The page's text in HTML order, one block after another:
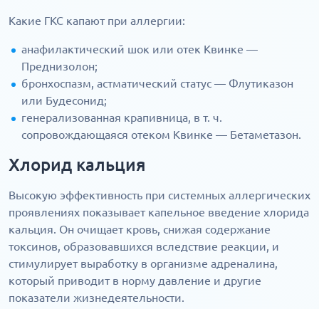
Какие ГКС капают при аллергии:
анафилактический шок или отек Квинке —
Преднизолон;
бронхоспазм, астматический статус — Флутиказон
или Будесонид;
генерализованная крапивница, в т. ч.
сопровождающаяся отеком Квинке — Бетаметазон.
Хлорид кальция
Высокую эффективность при системных аллергических
проявлениях показывает капельное введение хлорида
кальция. Он очищает кровь, снижая содержание
токсинов, образовавшихся вследствие реакции, и
стимулирует выработку в организме адреналина,
который приводит в норму давление и другие
показатели жизнедеятельности.